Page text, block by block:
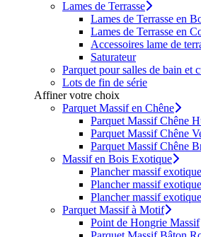
Lames de Terrasse
Lames de Terrasse en
Lames de Terrasse en
Accessoires lame de
Saturateur
Parquet pour salles de bain et
Lots de fin de série
Affiner votre choix
Parquet Massif en Chêne
Parquet Massif Chêne
Parquet Massif Chêne
Parquet Massif Chêne
Massif en Bois Exotique
Plancher massif
Plancher massif
Plancher massif
Parquet Massif à Motif
Point de Hongrie Massif